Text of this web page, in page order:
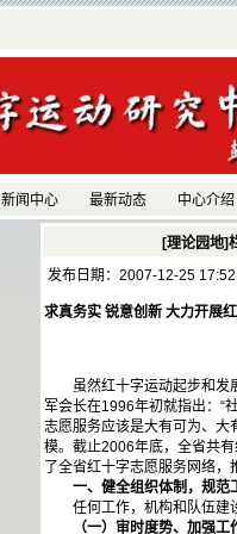
新闻中心 最新动态 中心介绍
[理论园地]
发布日期：2007-12-25
求真务实 锐意创新 大力开展
虽然红十字运动起步和发展
军会长在1996年初就指出：“
志愿服务应该是大有可为、大
模。截止2006年底，全省共
了全省红十字志愿服务网络
一、健全组织体制，规范
任何工作，机构和队伍建设
（一）审时度势、加强工